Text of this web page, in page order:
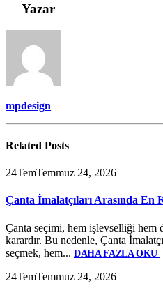
Yazar
mpdesign
Related Posts
24TemTemmuz 24, 2026
Çanta İmalatçıları Arasında En
Çanta seçimi, hem işlevselliği hem
karardır. Bu nedenle, Çanta
seçmek, hem... DAHA FAZLA OKU
24TemTemmuz 24, 2026